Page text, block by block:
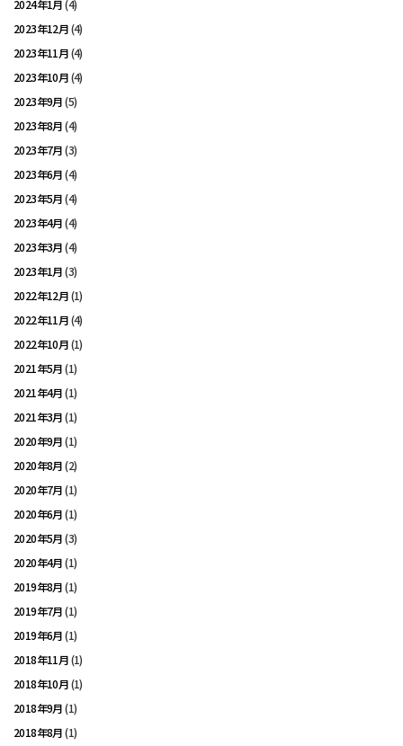
2024年1月(4)
2023年12月(4)
2023年11月(4)
2023年10月(4)
2023年9月(5)
2023年8月(4)
2023年7月(3)
2023年6月(4)
2023年5月(4)
2023年4月(4)
2023年3月(4)
2023年1月(3)
2022年12月(1)
2022年11月(4)
2022年10月(1)
2021年5月(1)
2021年4月(1)
2021年3月(1)
2020年9月(1)
2020年8月(2)
2020年7月(1)
2020年6月(1)
2020年5月(3)
2020年4月(1)
2019年8月(1)
2019年7月(1)
2019年6月(1)
2018年11月(1)
2018年10月(1)
2018年9月(1)
2018年8月(1)